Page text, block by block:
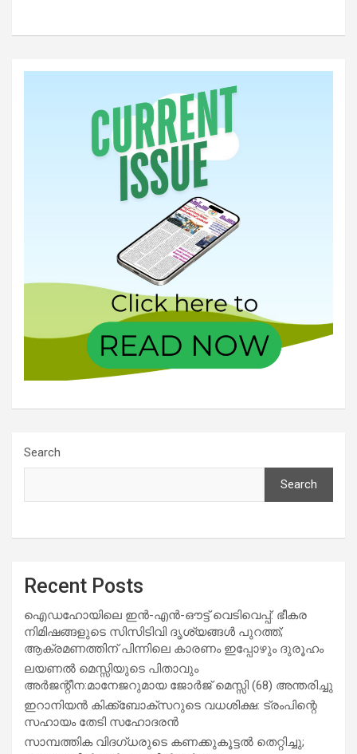
Search
Search
Recent Posts
ഐഡഹോയിലെ ഇൻ-എൻ-ഔട്ട് വെടിവെപ്പ്: ഭീകര
നിമിഷങ്ങളുടെ സിസിടിവി ദൃശ്യങ്ങൾ പുറത്ത്;
ആക്രമണത്തിന് പിന്നിലെ കാരണം ഇപ്പോഴും ദുരൂഹം
ലയണൽ മെസ്സിയുടെ പിതാവും
അർജന്റീന:മാനേജറുമായ ജോർജ് മെസ്സി (68) അന്തരിച്ചു
ഇറാനിയൻ കിക്ക്ബോക്സറുടെ വധശിക്ഷ: ട്രംപിന്റെ
സഹായം തേടി സഹോദരൻ
സാമ്പത്തിക വിദഗ്ധരുടെ കണക്കുകൂട്ടൽ തെറ്റിച്ചു;